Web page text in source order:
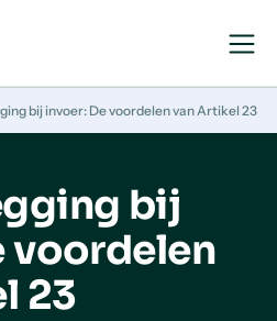
Open
Close
bij invoer: De voordelen van Artikel 23
bij
voordelen
23